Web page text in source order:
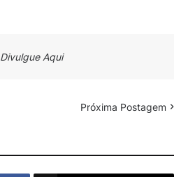
Divulgue Aqui
Próxima Postagem